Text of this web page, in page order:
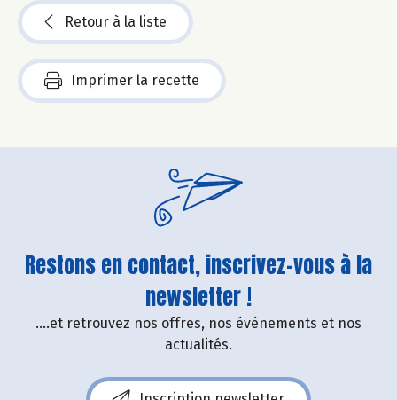
Retour à la liste
Imprimer la recette
Restons en contact, inscrivez-vous à la
newsletter !
....et retrouvez nos offres, nos événements et nos
actualités.